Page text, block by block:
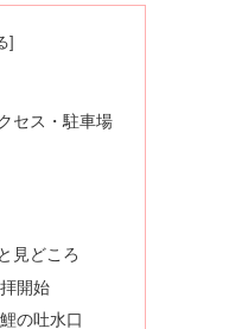
セス・駐車場
見どころ
開始
の吐水口